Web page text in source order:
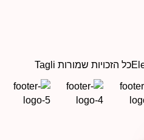
כל הזכויות שמורות Tagli